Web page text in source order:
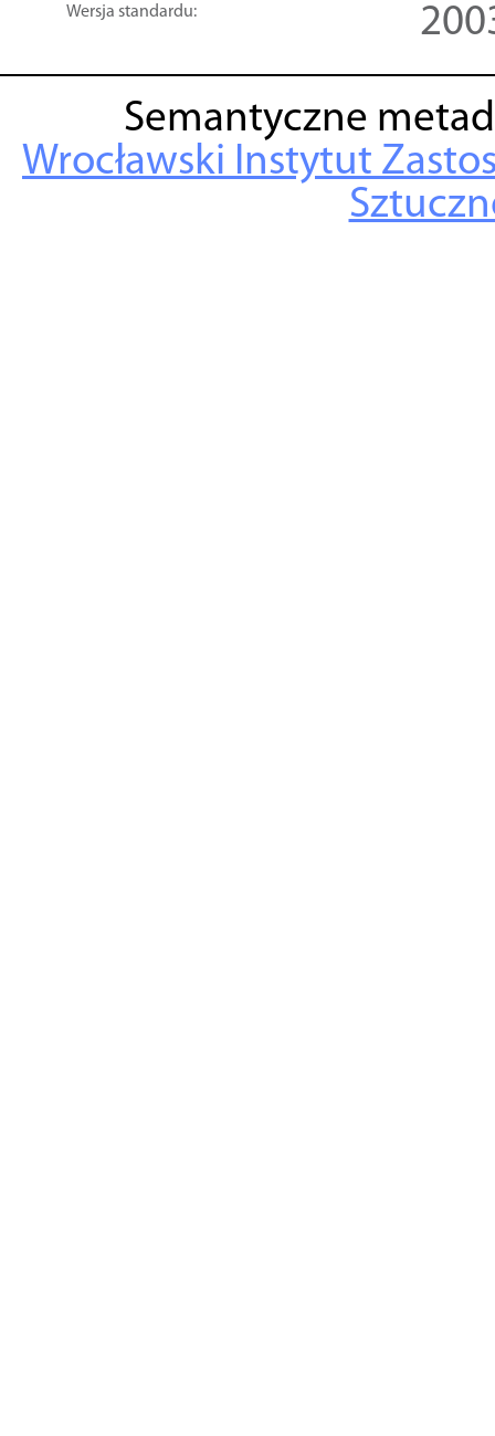
Wersja standardu:
Semantyczne
Wrocławski Instytut